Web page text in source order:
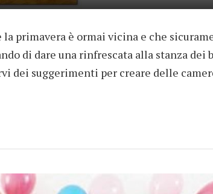
primavera è ormai vicina e che
di dare una rinfrescata alla stanza dei
dei suggerimenti per creare delle